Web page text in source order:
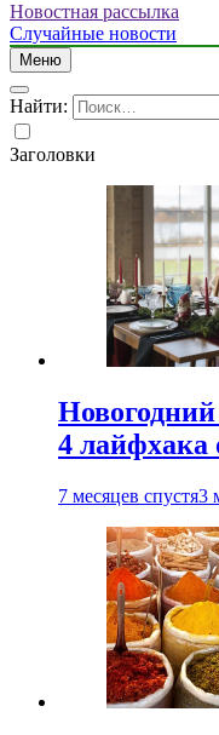
Новостная рассылка
Случайные новости
Меню
Найти:
Заголовки
Новогодний
4 лайфхака
7 месяцев спустя3